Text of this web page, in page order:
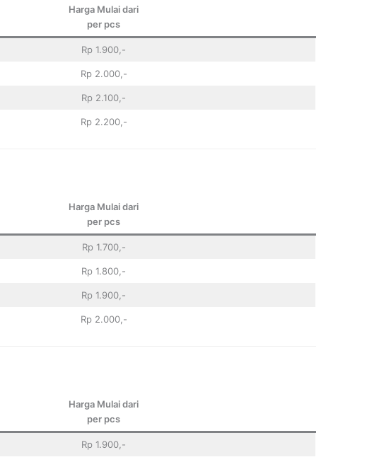
Harga Mulai dari
per pcs
Rp 1.900,-
Rp 2.000,-
Rp 2.100,-
Rp 2.200,-
Harga Mulai dari
per pcs
Rp 1.700,-
Rp 1.800,-
Rp 1.900,-
Rp 2.000,-
Harga Mulai dari
per pcs
Rp 1.900,-